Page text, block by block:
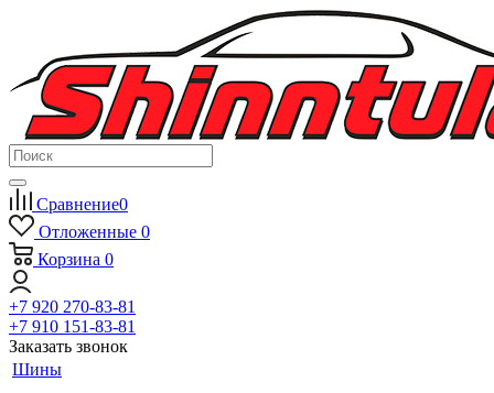
Сравнение0
Отложенные 0
Корзина 0
+7 920 270-83-81
+7 910 151-83-81
Заказать звонок
Шины